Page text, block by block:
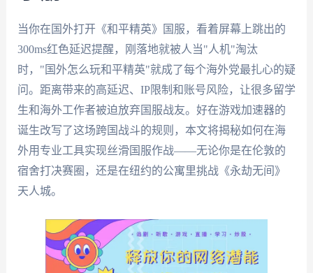
当你在国外打开《和平精英》国服，看着屏幕上跳出的
300ms红色延迟提醒，刚落地就被人当"人机"淘汰
时，"国外怎么玩和平精英"就成了每个海外党最扎心的疑
问。距离带来的高延迟、IP限制和账号风险，让很多留学
生和海外工作者被迫放弃国服战友。好在游戏加速器的
诞生改写了这场跨国战斗的规则，本文将揭秘如何在海
外用专业工具实现丝滑国服作战——无论你是在伦敦的
宿舍打决赛圈，还是在纽约的公寓里挑战《永劫无间》
天人城。